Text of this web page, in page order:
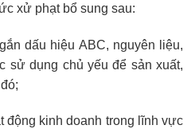
xử phạt bổ sung sau:
dấu hiệu ABC, nguyên liệu,
sử dụng chủ yếu để sản xuất,
động kinh doanh trong lĩnh vực